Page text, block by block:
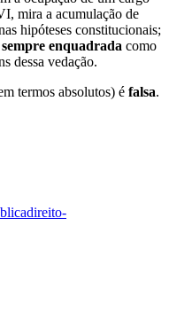
mira a acumulação de
hipóteses constitucionais;
sempre enquadrada como
dessa vedação.
termos absolutos) é falsa.
direito-